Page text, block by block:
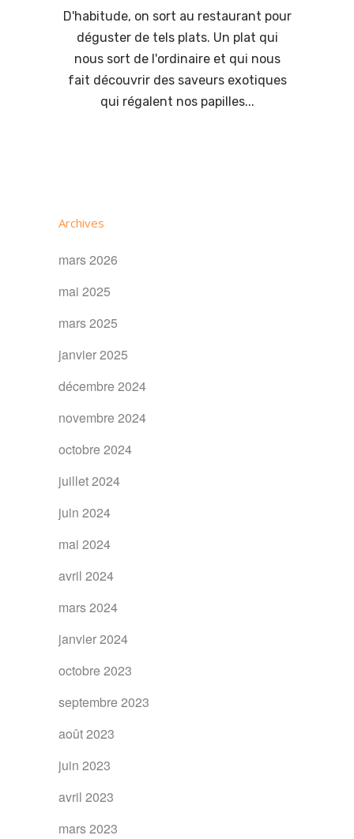
D'habitude, on sort au restaurant pour
déguster de tels plats. Un plat qui
nous sort de l'ordinaire et qui nous
fait découvrir des saveurs exotiques
qui régalent nos papilles...
Archives
mars 2026
mai 2025
mars 2025
janvier 2025
décembre 2024
novembre 2024
octobre 2024
juillet 2024
juin 2024
mai 2024
avril 2024
mars 2024
janvier 2024
octobre 2023
septembre 2023
août 2023
juin 2023
avril 2023
mars 2023